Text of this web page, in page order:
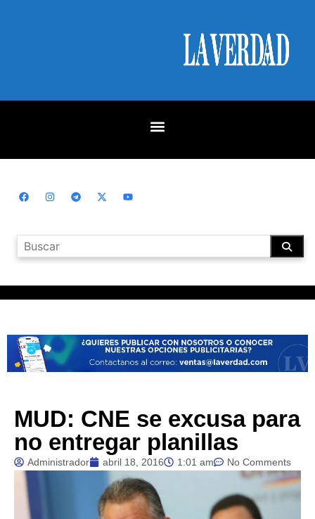
MUD: CNE se excusa para
no entregar planillas
Administrador abril 18, 2016 1:01 am No Comments